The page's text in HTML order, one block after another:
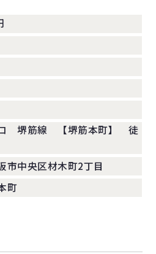
堺筋線 【堺筋本町】 徒
市中央区材木町2丁目
町